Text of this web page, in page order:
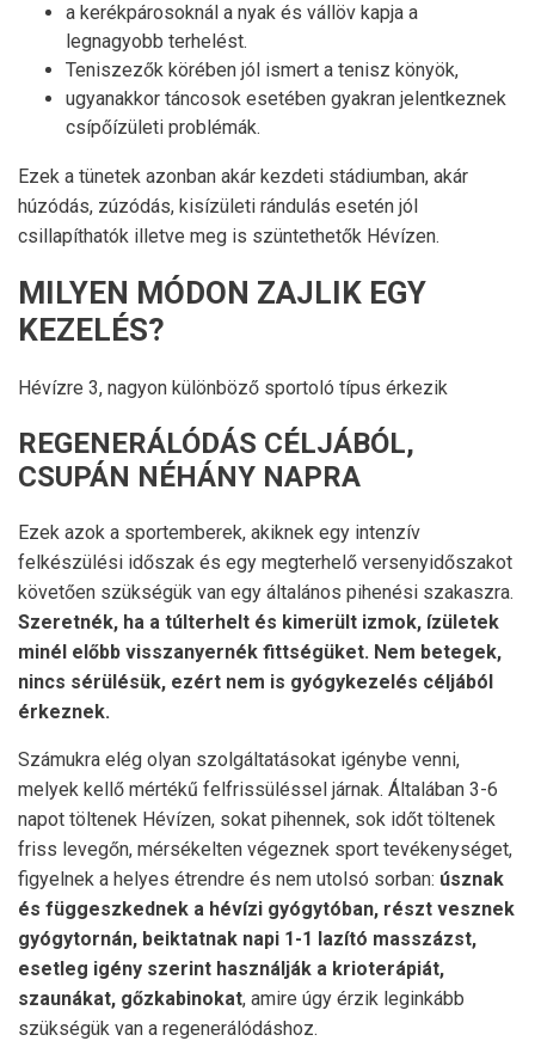
a kerékpárosoknál a nyak és vállöv kapja a
legnagyobb terhelést.
Teniszezők körében jól ismert a tenisz könyök,
ugyanakkor táncosok esetében gyakran jelentkeznek
csípőízületi problémák.
Ezek a tünetek azonban akár kezdeti stádiumban, akár
húzódás, zúzódás, kisízületi rándulás esetén jól
csillapíthatók illetve meg is szüntethetők Hévízen.
MILYEN MÓDON ZAJLIK EGY
KEZELÉS?
Hévízre 3, nagyon különböző sportoló típus érkezik
REGENERÁLÓDÁS CÉLJÁBÓL,
CSUPÁN NÉHÁNY NAPRA
Ezek azok a sportemberek, akiknek egy intenzív
felkészülési időszak és egy megterhelő versenyidőszakot
követően szükségük van egy általános pihenési szakaszra.
Szeretnék, ha a túlterhelt és kimerült izmok, ízületek
minél előbb visszanyernék fittségüket. Nem betegek,
nincs sérülésük, ezért nem is gyógykezelés céljából
érkeznek.
Számukra elég olyan szolgáltatásokat igénybe venni,
melyek kellő mértékű felfrissüléssel járnak. Általában 3-6
napot töltenek Hévízen, sokat pihennek, sok időt töltenek
friss levegőn, mérsékelten végeznek sport tevékenységet,
figyelnek a helyes étrendre és nem utolsó sorban: úsznak
és függeszkednek a hévízi gyógytóban, részt vesznek
gyógytornán, beiktatnak napi 1-1 lazító masszázst,
esetleg igény szerint használják a krioterápiát,
szaunákat, gőzkabinokat, amire úgy érzik leginkább
szükségük van a regenerálódáshoz.